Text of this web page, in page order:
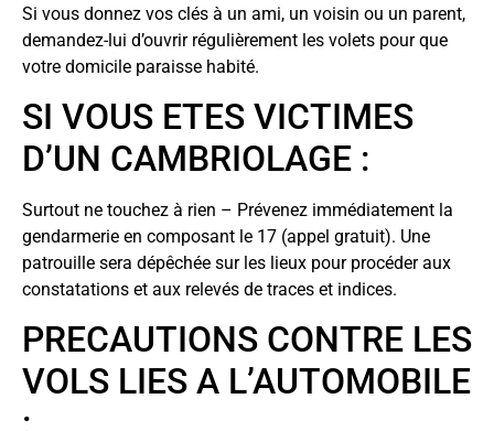
Si vous donnez vos clés à un ami, un voisin ou un parent,
demandez-lui d’ouvrir régulièrement les volets pour que
votre domicile paraisse habité.
SI VOUS ETES VICTIMES
D’UN CAMBRIOLAGE :
Surtout ne touchez à rien – Prévenez immédiatement la
gendarmerie en composant le 17 (appel gratuit). Une
patrouille sera dépêchée sur les lieux pour procéder aux
constatations et aux relevés de traces et indices.
PRECAUTIONS CONTRE LES
VOLS LIES A L’AUTOMOBILE